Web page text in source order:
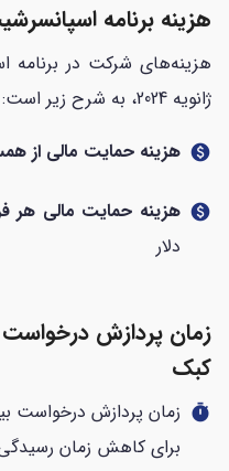
هزینه برنامه
ژانویه 2024، به شرح زیر است:
paid هزینه حمایت مالی از
paid هزینه حمایت مالی هر
دلار
زمان پردازش
کبک
timer
برای کاهش زمان